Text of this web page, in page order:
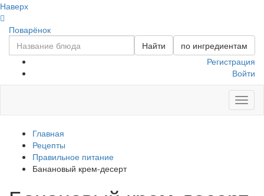
Наверх
Поварёнок
Найти
по ингредиентам
Регистрация
Войти
Главная
Рецепты
Правильное питание
Банановый крем-десерт